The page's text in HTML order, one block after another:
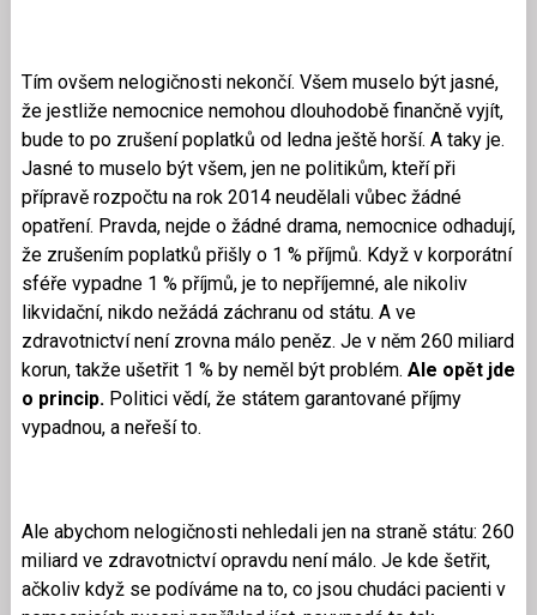
Tím ovšem nelogičnosti nekončí. Všem muselo být jasné,
že jestliže nemocnice nemohou dlouhodobě finančně vyjít,
bude to po zrušení poplatků od ledna ještě horší. A taky je.
Jasné to muselo být všem, jen ne politikům, kteří při
přípravě rozpočtu na rok 2014 neudělali vůbec žádné
opatření. Pravda, nejde o žádné drama, nemocnice odhadují,
že zrušením poplatků přišly o 1 % příjmů. Když v korporátní
sféře vypadne 1 % příjmů, je to nepříjemné, ale nikoliv
likvidační, nikdo nežádá záchranu od státu. A ve
zdravotnictví není zrovna málo peněz. Je v něm 260 miliard
korun, takže ušetřit 1 % by neměl být problém. Ale opět jde
o princip. Politici vědí, že státem garantované příjmy
vypadnou, a neřeší to.
Ale abychom nelogičnosti nehledali jen na straně státu: 260
miliard ve zdravotnictví opravdu není málo. Je kde šetřit,
ačkoliv když se podíváme na to, co jsou chudáci pacienti v